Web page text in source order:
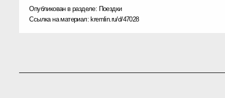
Опубликован в разделе: Поездки
Ссылка на материал: kremlin.ru/d/47028